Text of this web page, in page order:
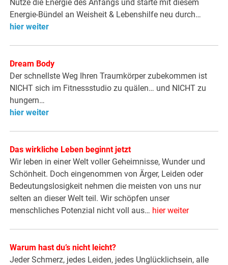
Nutze die Energie des Anfangs und starte mit diesem
Energie-Bündel an Weisheit & Lebenshilfe neu durch…
hier weiter
Dream Body
Der schnellste Weg Ihren Traumkörper zubekommen ist
NICHT sich im Fitnessstudio zu quälen… und NICHT zu
hungern…
hier weiter
Das wirkliche Leben beginnt jetzt
Wir leben in einer Welt voller Geheimnisse, Wunder und
Schönheit. Doch eingenommen von Ärger, Leiden oder
Bedeutungslosigkeit nehmen die meisten von uns nur
selten an dieser Welt teil. Wir schöpfen unser
menschliches Potenzial nicht voll aus… hier weiter
Warum hast du’s nicht leicht?
Jeder Schmerz, jedes Leiden, jedes Unglücklichsein, alle